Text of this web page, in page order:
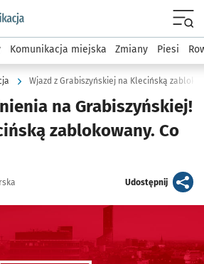
podserwis: Komunikacja
Komunikacja miejska Zmiany Piesi
Wjazd z Grabiszyńskiej na Klecińską
na Grabiszyńskiej!
zablokowany. Co
Udostępnijartykuł